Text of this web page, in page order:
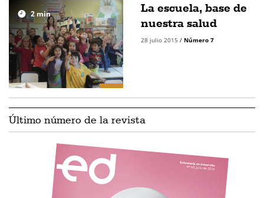
2min
La escuela, base de
nuestra salud
28 julio 2015 / Número 7
Último número de la revista